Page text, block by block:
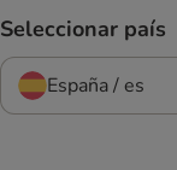
Seleccionar país
España / es